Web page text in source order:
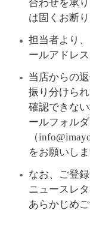
合わせを承
は固くお断り
担当者より
ールアドレ
当店からの
振り分けら
確認できな
ールフォル
（
をお願いしま
なお、ご登
ニュースレ
あらかじめ